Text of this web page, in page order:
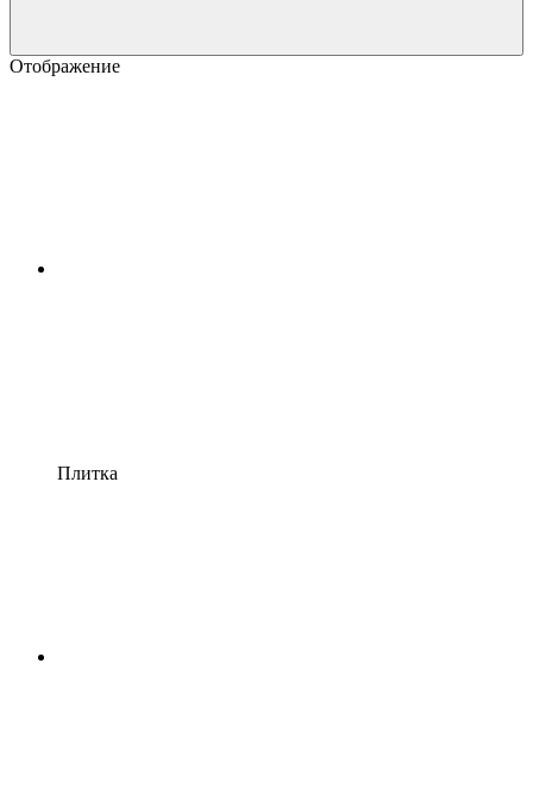
Отображение
Плитка